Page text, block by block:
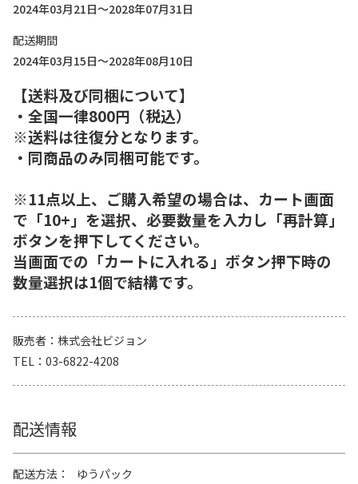
2024年03月21日～2028年07月31日
配送期間
2024年03月15日～2028年08月10日
【送料及び同梱について】
・全国一律800円（税込）
※送料は往復分となります。
・同商品のみ同梱可能です。
※11点以上、ご購入希望の場合は、カート画面
で「10+」を選択、必要数量を入力し「再計算」
ボタンを押下してください。
当画面での「カートに入れる」ボタン押下時の
数量選択は1個で結構です。
販売者
株式会社ビジョン
TEL
03-6822-4208
配送情報
配送方法
ゆうパック